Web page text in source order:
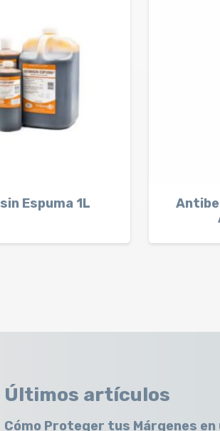
Espuma 1L
Últimos artículos
Cómo Proteger tus Márgenes en